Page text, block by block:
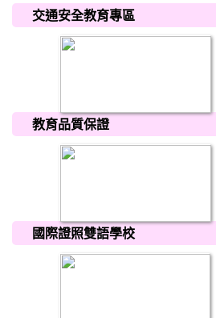
交通安全教育專區
教育品質保證
國際證照雙語學校